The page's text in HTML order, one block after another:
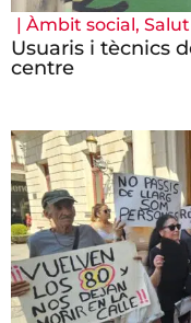
| Àmbit social, Salut
Usuaris i tècnics
centre